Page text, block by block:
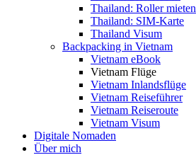
Thailand: Roller mieten
Thailand: SIM-Karte
Thailand Visum
Backpacking in Vietnam
Vietnam eBook
Vietnam Flüge
Vietnam Inlandsflüge
Vietnam Reiseführer
Vietnam Reiseroute
Vietnam Visum
Digitale Nomaden
Über mich